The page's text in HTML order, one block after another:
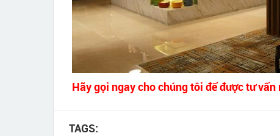
Hãy gọi ngay cho chúng tôi để được tư
TAGS: